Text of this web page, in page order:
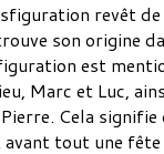
revêt
son origine
est
Marc et Luc,
Cela signifie
tout une